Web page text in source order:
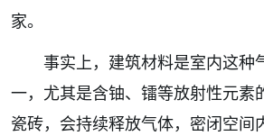
家。
事实上，建筑材料是室内这种
一，尤其是含铀、镭等放射性元素
瓷砖，会持续释放气体，密闭空间